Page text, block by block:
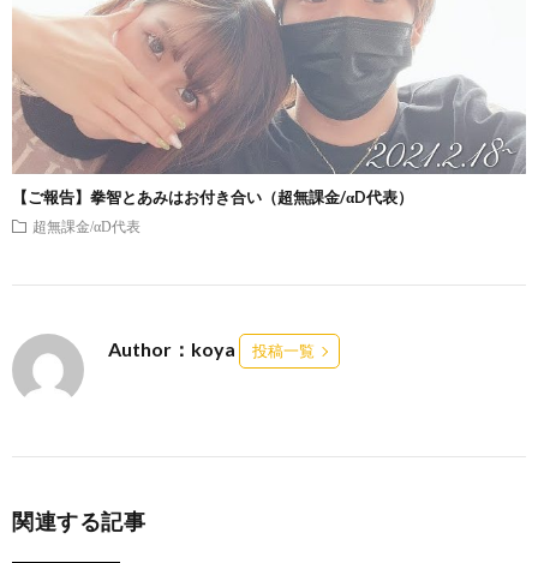
【ご報告】拳智とあみはお付き合い（超無課金/αD代表）
超無課金/αD代表
Author：koya 投稿一覧
関連する記事